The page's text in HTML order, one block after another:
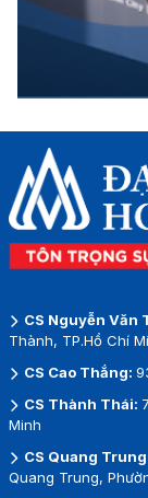
CS Nguyễn Văn
Thành, TP.Hồ Chí
CS Cao Thắng:
CS Thành Thái:
Minh
CS Quang
Quang Trung,